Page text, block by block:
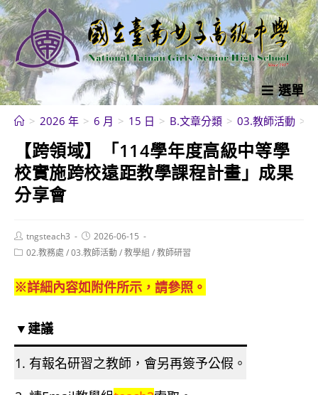
跳
轉
至
主
要
內
選單
> 2026 年 > 6 月 > 15 日 > B.文章分類 > 03.教師活動 >
【跨領域】「114學年度高級中等學
校實施跨校遠距教學課程計畫」成果
分享會
Post
author:
tngsteach3
Post
published:
2026-06-15
Post02.教務處 /03.教師活動/教學組 /教師研習
※詳細內容如附件所示，請參照。
▼建議
1. 有報名研習之教師，會另再簽予公假。